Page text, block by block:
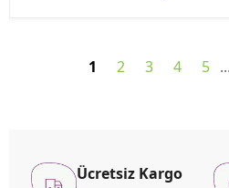
1 2 3 4 5
Ücretsiz Kargo